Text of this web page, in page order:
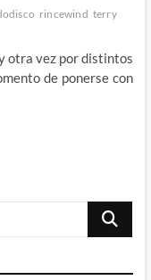
rincewind terry
otra vez por distintos
de ponerse con
Buscar